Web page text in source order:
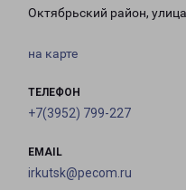
Октябрьский район,
на карте
ТЕЛЕФОН
+7(3952) 799-227
EMAIL
irkutsk@pecom.ru